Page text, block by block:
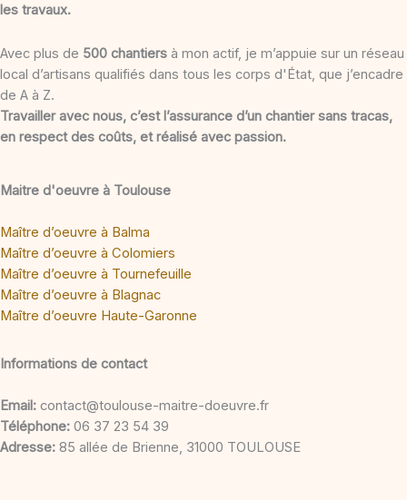
les travaux.
Avec plus de 500 chantiers à mon actif, je m’appuie sur un réseau
local d’artisans qualifiés dans tous les corps d'État, que j’encadre
de A à Z.
Travailler avec nous, c’est l’assurance d’un chantier sans tracas,
en respect des coûts, et réalisé avec passion.
Maitre d'oeuvre à Toulouse
Maître d’oeuvre à Balma
Maître d’oeuvre à Colomiers
Maître d’oeuvre à Tournefeuille
Maître d’oeuvre à Blagnac
Maître d’oeuvre Haute-Garonne
Informations de contact
Email: contact@toulouse-maitre-doeuvre.fr
Téléphone: 06 37 23 54 39
Adresse: 85 allée de Brienne, 31000 TOULOUSE